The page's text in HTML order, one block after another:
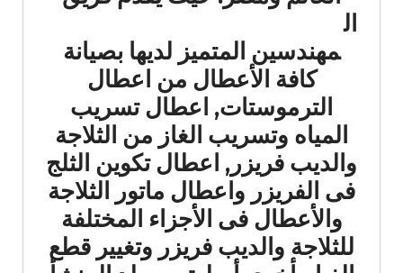
ال
مهندسين المتميز لديها بصيانة
كافة الأعطال من اعطال
الترموستات, اعطال تسريب
المياه وتسريب الغاز من الثلاجة
والديب فريزر, اعطال تكوين الثلج
فى الفريزر واعطال ماتور الثلاجة
والأعطال فى الأجزاء المختلفة
للثلاجة والديب فريزر وتغيير قطع